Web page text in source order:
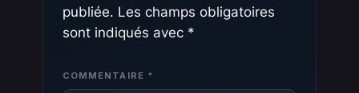
publiée. Les champs obligatoires
sont indiqués avec *
COMMENTAIRE *